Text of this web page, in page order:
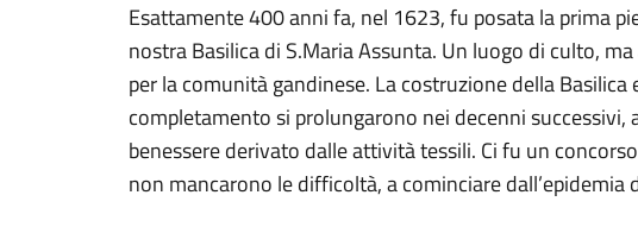
Esattamente 400 anni fa, nel 1623, fu posata la prima
nostra Basilica di S.Maria Assunta. Un luogo di culto,
per la comunità gandinese. La costruzione della Basilica
completamento si prolungarono nei decenni successivi,
benessere derivato dalle attività tessili. Ci fu un
non mancarono le difficoltà, a cominciare dall’epidemia